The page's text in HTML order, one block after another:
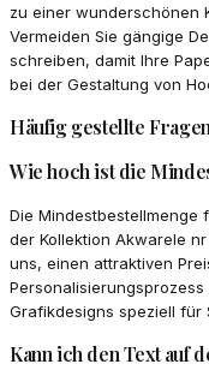
zu einer wunderschönen
Vermeiden Sie gängige
schreiben, damit Ihre
bei der Gestaltung von
Häufig gestellte
Wie hoch ist die
Die Mindestbestellmenge
der Kollektion Akwarele
uns, einen attraktiven
Grafikdesigns speziell für
Kann ich den Text auf